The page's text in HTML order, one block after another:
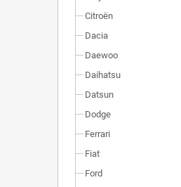
Citroën
Dacia
Daewoo
Daihatsu
Datsun
Dodge
Ferrari
Fiat
Ford